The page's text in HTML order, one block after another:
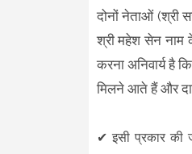
दोनों नेताओं (श्री
श्री महेश सेन नाम
करना अनिवार्य है
मिलने आते हैं और
✔ इसी प्रकार की